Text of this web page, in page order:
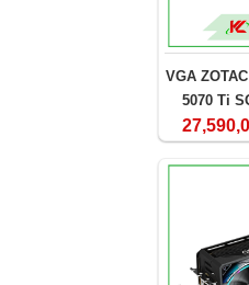
VGA
5070 Ti